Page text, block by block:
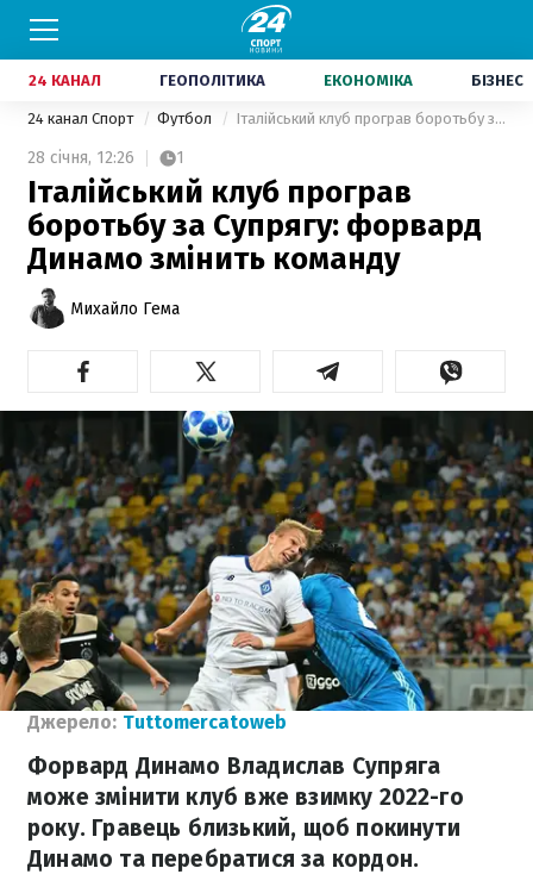
24 КАНАЛ ГЕОПОЛІТИКА ЕКОНОМІКА БІЗНЕС
24 канал Спорт Футбол Італійський клуб програв боротьбу за Супрягу: форвард Динамо змінить команду
28 січня, 12:26 1
Італійський клуб програв
боротьбу за Супрягу: форвард
Динамо змінить команду
Михайло Гема
Джерело: Tuttomercatoweb
Форвард Динамо Владислав Супряга
може змінити клуб вже взимку 2022-го
року. Гравець близький, щоб покинути
Динамо та перебратися за кордон.